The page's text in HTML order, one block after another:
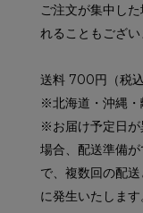
ご注文が集中し
れることもござい
送料 700円（税込
※北海道・沖縄・
※お届け予定日が
場合、配送準備
で、複数回の配
に発生いたします